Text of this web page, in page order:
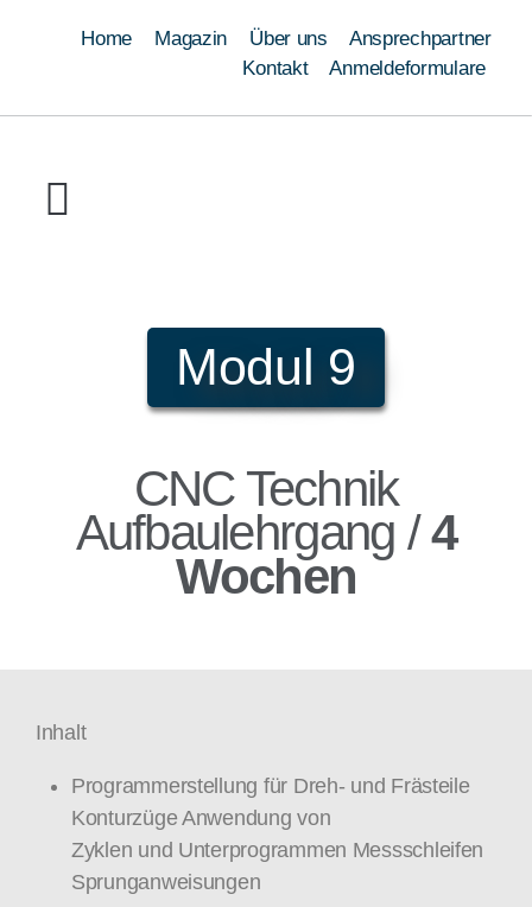
Home Magazin Über uns
Ansprechpartner
KontaktAnmeldeformulare
Modul 9
CNC Technik
Aufbaulehrgang /4
Wochen
Inhalt
Programmerstellung für Dreh- und Frästeile
Konturzüge Anwendung von
Zyklen und Unterprogrammen Messschleifen
Sprunganweisungen